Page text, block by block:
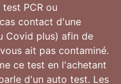
PCR ou
contact d'une
Covid plus) afin de
ait pas contaminé.
ce test en l'achetant
d'un auto test. Les